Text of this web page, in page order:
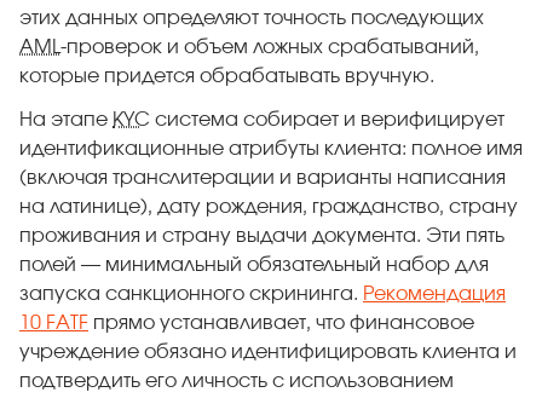
этих данных определяют точность последующих
AML -проверок и объем ложных срабатываний,
которые придется обрабатывать вручную.
На этапе KYC система собирает и верифицирует
идентификационные атрибуты клиента: полное имя
(включая транслитерации и варианты написания
на латинице), дату рождения, гражданство, страну
проживания и страну выдачи документа. Эти пять
полей — минимальный обязательный набор для
запуска санкционного скрининга. Рекомендация
10 FATF прямо устанавливает, что финансовое
учреждение обязано идентифицировать клиента и
подтвердить его личность с использованием